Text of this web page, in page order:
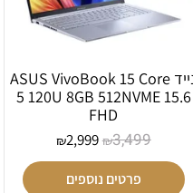
נייד ASUS VivoBook 15 Core
5 120U 8GB 512NVME 15.6
FHD
₪3,499
₪2,999
פרטים נוספים